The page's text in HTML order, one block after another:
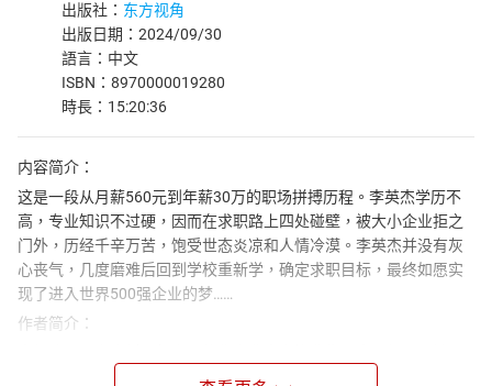
出版社： 东方视角
出版日期：2024/09/30
語言：中文
ISBN：8970000019280
時長：15:20:36
内容简介：
这是一段从月薪560元到年薪30万的职场拼搏历程。李英杰学历不
高，专业知识不过硬，因而在求职路上四处碰壁，被大小企业拒之
门外，历经千辛万苦，饱受世态炎凉和人情冷漠。李英杰并没有灰
心丧气，几度磨难后回到学校重新学，确定求职目标，最终如愿实
现了进入世界500强企业的梦……
作者简介：
职业生涯，服务过四家世界五百强企业，先后任职过储备干部、工